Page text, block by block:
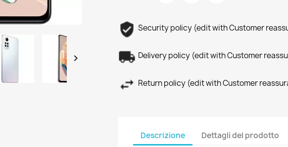

Security policy (edit with Customer
Delivery policy (edit with Customer
Return policy (edit with Customer
Descrizione Dettagli del prodotto